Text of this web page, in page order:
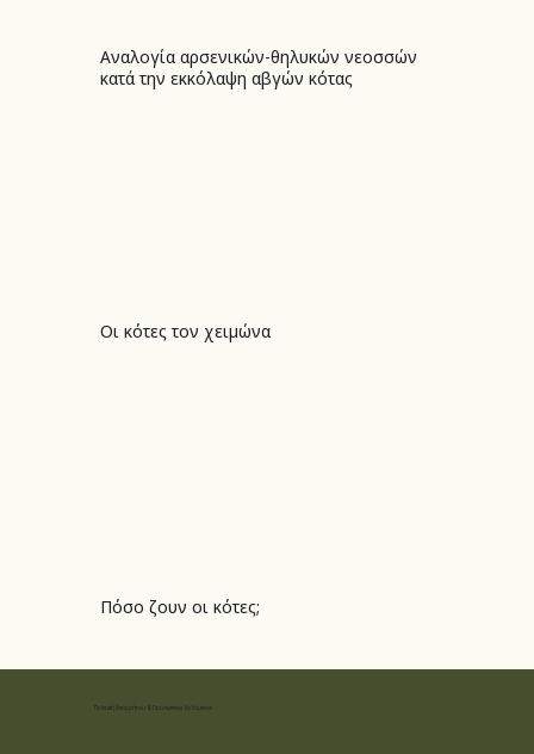
Αναλογία αρσενικών-θηλυκών νεοσσών
κατά την εκκόλαψη αβγών κότας
Αναλογία αρσενικών-θηλυκών νεοσσών κατά την εκκόλαψη αβγών κότας
Οι κότες τον χειμώνα
Οι κότες τον χειμώνα
Πόσο ζουν οι κότες;Πόσο ζουν οι κότες;
Πολιτική Απορρήτου & Προσωπικών Δεδομένων